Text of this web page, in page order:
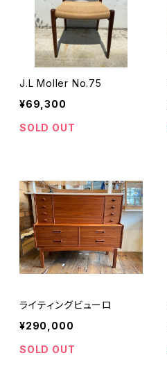
J.L Moller No.75
¥69,300
SOLD OUT
ライティングビューロ
¥290,000
SOLD OUT